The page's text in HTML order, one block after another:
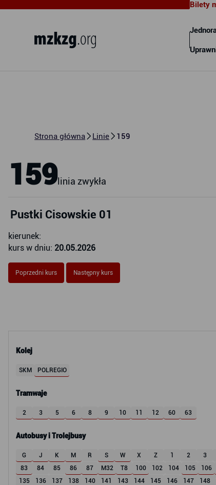
Bilety
Strona główna Linie 159
Kolej
SKM POLREGIO
Tramwaje
2 3 5 6 8 9 10 11 12 60 63
Autobusy i Trolejbusy
G J K M R S W X Z 1 2 3
83
84 85 86 87 M32 T8 100 102 104 105 106
135
136 137 138 140 141 143 144 145 146 147 148
159 linia zwykła
Pustki Cisowskie 01
kierunek:
kurs w dniu: 20.05.2026
Poprzedni kurs Następny kurs